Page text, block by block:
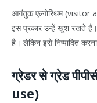
आगंतुक एल्गोरिथम (visitor
इस प्रकार उन्हें खुश रखते हैं।
है। लेकिन इसे निष्पादित
ग्रेडर से ग्रेड
use)